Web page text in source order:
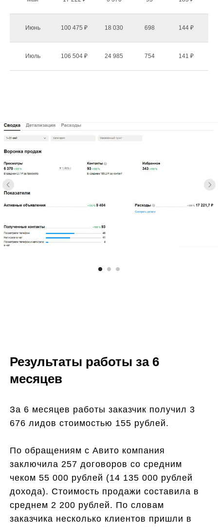
Июнь 100 475 ₽ 18 030 698 144 ₽
Июль 106 504 ₽ 24 985 754 141 ₽
Результаты работы за 6
месяцев
За 6 месяцев работы заказчик получил 3
676 лидов стоимостью 155 рублей.
По обращениям с Авито компания
заключила 257 договоров со средним
чеком 55 000 рублей (14 135 000 рублей
дохода). Стоимость продажи составила в
среднем 2 200 рублей. По словам
заказчика несколько клиентов пришли в